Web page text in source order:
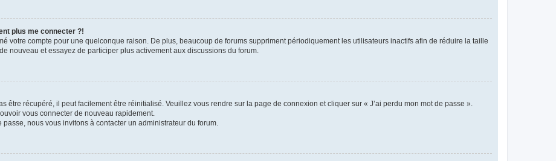
plus me connecter ?!
votre compte pour une quelconque raison. De plus, beaucoup de forums suppriment périodiquement les utilisateurs inactifs afin de réduire la taille
nouveau et essayez de participer plus activement aux discussions du forum.
être récupéré, il peut facilement être réinitialisé. Veuillez vous rendre sur la page de connexion et cliquer sur « J’ai perdu mon mot de passe ».
vous connecter de nouveau rapidement.
nous vous invitons à contacter un administrateur du forum.